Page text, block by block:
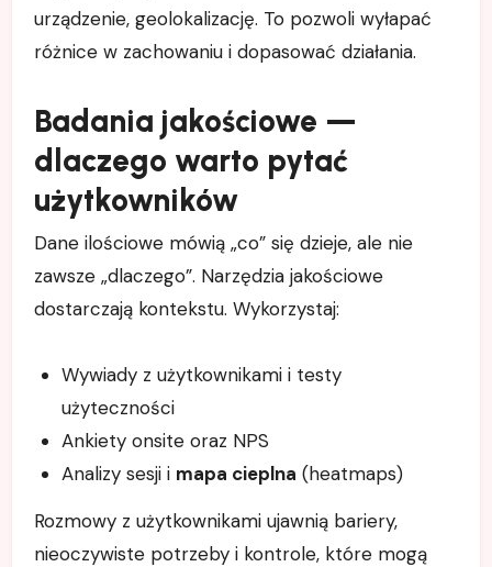
urządzenie, geolokalizację. To pozwoli wyłapać
różnice w zachowaniu i dopasować działania.
Badania jakościowe —
dlaczego warto pytać
użytkowników
Dane ilościowe mówią „co” się dzieje, ale nie
zawsze „dlaczego”. Narzędzia jakościowe
dostarczają kontekstu. Wykorzystaj:
Wywiady z użytkownikami i testy
użyteczności
Ankiety onsite oraz NPS
Analizy sesji i mapa cieplna (heatmaps)
Rozmowy z użytkownikami ujawnią bariery,
nieoczywiste potrzeby i kontrole, które mogą